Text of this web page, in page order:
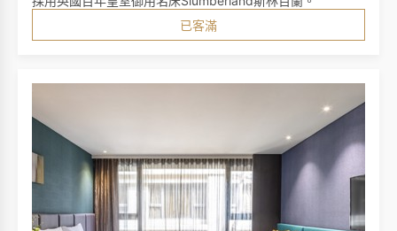
已客滿